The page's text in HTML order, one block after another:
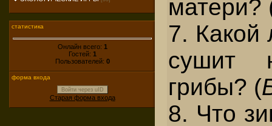
статистика
Онлайн всего: 1
Гостей: 1
Пользователей: 0
форма входа
Войти через uID
Старая форма входа
матери?
7. Какой
сушит
грибы? (
8. Что